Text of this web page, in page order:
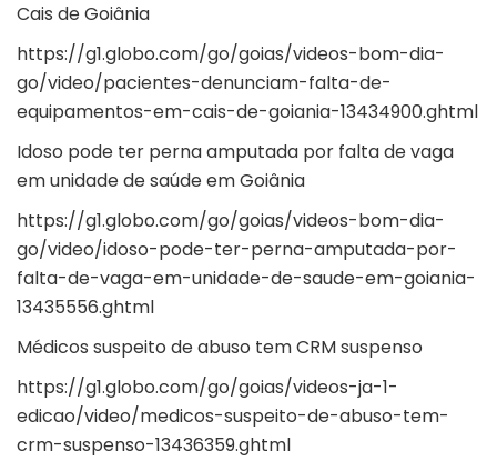
Cais de Goiânia
https://g1.globo.com/go/goias/videos-bom-dia-
go/video/pacientes-denunciam-falta-de-
equipamentos-em-cais-de-goiania-13434900.ghtml
Idoso pode ter perna amputada por falta de vaga
em unidade de saúde em Goiânia
https://g1.globo.com/go/goias/videos-bom-dia-
go/video/idoso-pode-ter-perna-amputada-por-
falta-de-vaga-em-unidade-de-saude-em-goiania-
13435556.ghtml
Médicos suspeito de abuso tem CRM suspenso
https://g1.globo.com/go/goias/videos-ja-1-
edicao/video/medicos-suspeito-de-abuso-tem-
crm-suspenso-13436359.ghtml